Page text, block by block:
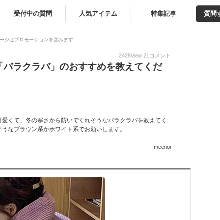
受付中の質問 人気アイテム 特集記事 質問
ジはプロモーションを含みます
2425View 21 コメント
ラクラバ」のおすすめを教えてくだ
くて、冬の寒さから防いでくれそうなバラクラバを教えてく
なブラウン系かホワイト系でお願いします。
meenoi